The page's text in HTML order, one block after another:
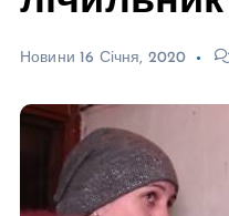
Новини 16 Січня, 2020